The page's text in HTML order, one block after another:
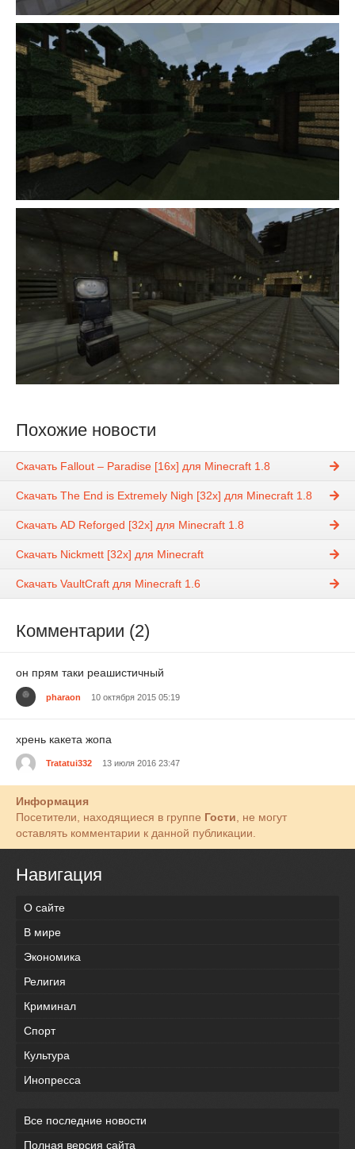
Похожие новости
Скачать Fallout – Paradise [16x] для Minecraft 1.8
Скачать The End is Extremely Nigh [32x] для Minecraft 1.8
Скачать AD Reforged [32x] для Minecraft 1.8
Скачать Nickmett [32x] для Minecraft
Скачать VaultCraft для Minecraft 1.6
Комментарии (2)
он прям таки реашистичный
pharaon 10 октября 2015 05:19
хрень какета жопа
Tratatui332 13 июля 2016 23:47
Информация
Посетители, находящиеся в группе Гости , не могут
оставлять комментарии к данной публикации.
Навигация
О сайте
В мире
Экономика
Религия
Криминал
Спорт
Культура
Инопресса
Все последние новости
Полная версия сайта